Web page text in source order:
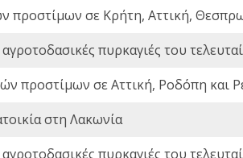
προστίμων σε Κρήτη, Αττική,
αγροτοδασικές πυρκαγιές του
προστίμων σε Αττική, Ροδόπη και
στη Λακωνία
αγροτοδασικές πυρκαγιές του